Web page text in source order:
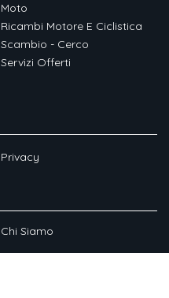
Moto
Ricambi Motore E Ciclistica
Scambio - Cerco
Servizi Offerti
Privacy
Chi Siamo